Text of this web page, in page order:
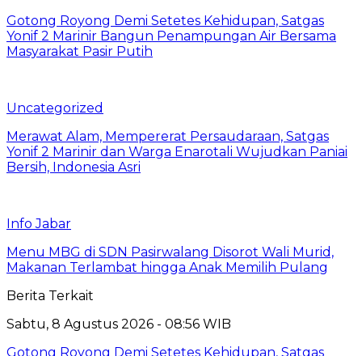
Gotong Royong Demi Setetes Kehidupan, Satgas
Yonif 2 Marinir Bangun Penampungan Air Bersama
Masyarakat Pasir Putih
Uncategorized
Merawat Alam, Mempererat Persaudaraan, Satgas
Yonif 2 Marinir dan Warga Enarotali Wujudkan Paniai
Bersih, Indonesia Asri
Info Jabar
Menu MBG di SDN Pasirwalang Disorot Wali Murid,
Makanan Terlambat hingga Anak Memilih Pulang
Berita Terkait
Sabtu, 8 Agustus 2026 - 08:56 WIB
Gotong Royong Demi Setetes Kehidupan, Satgas